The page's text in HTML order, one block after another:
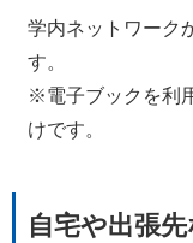
学内ネットワーク
す。
※電子ブックを利
けです。
自宅や出張